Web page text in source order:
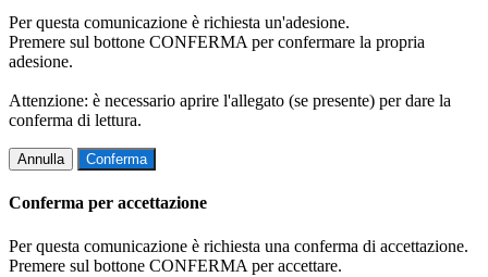
Per questa comunicazione è richiesta un'adesione.
Premere sul bottone CONFERMA per confermare la propria
adesione.
Attenzione: è necessario aprire l'allegato (se presente) per dare la
conferma di lettura.
Annulla Conferma
Conferma per accettazione
Per questa comunicazione è richiesta una conferma di accettazione.
Premere sul bottone CONFERMA per accettare.